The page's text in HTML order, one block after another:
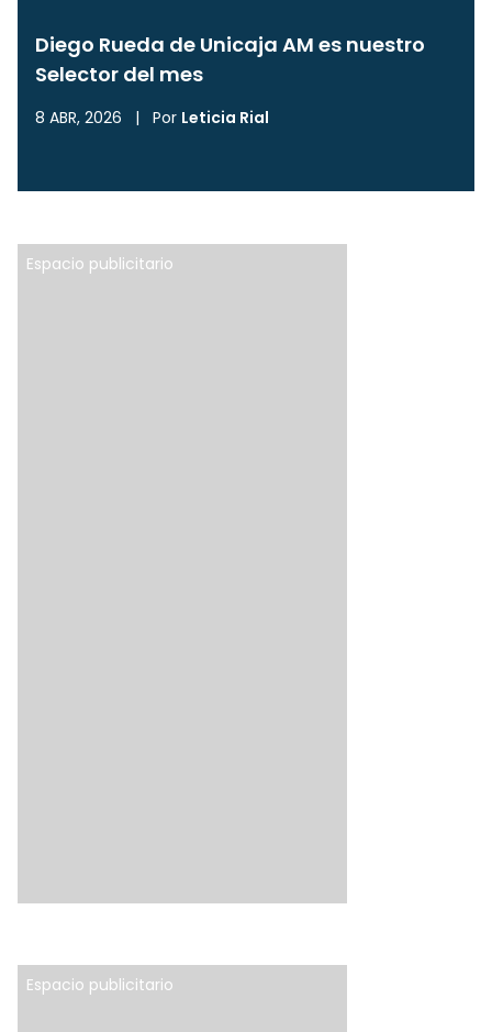
Diego Rueda de Unicaja AM es nuestro
Selector del mes
8 ABR, 2026 | Por Leticia Rial
Espacio publicitario
Espacio publicitario